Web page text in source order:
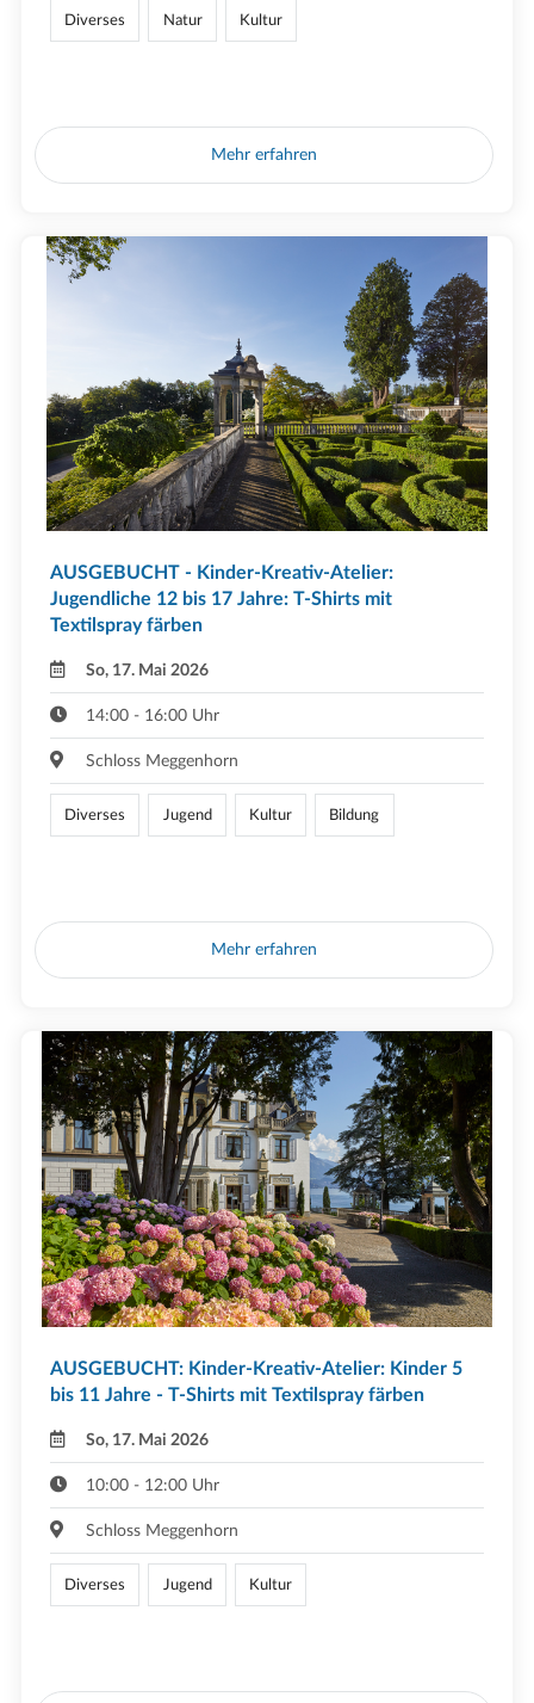
Diverses Natur Kultur
Mehr erfahren
AUSGEBUCHT - Kinder-Kreativ-Atelier:
Jugendliche 12 bis 17 Jahre: T-Shirts mit
Textilspray färben
So, 17. Mai 2026
14:00 - 16:00 Uhr
Schloss Meggenhorn
Diverses Jugend Kultur Bildung
Mehr erfahren
AUSGEBUCHT: Kinder-Kreativ-Atelier: Kinder 5
bis 11 Jahre - T-Shirts mit Textilspray färben
So, 17. Mai 2026
10:00 - 12:00 Uhr
Schloss Meggenhorn
Diverses Jugend Kultur